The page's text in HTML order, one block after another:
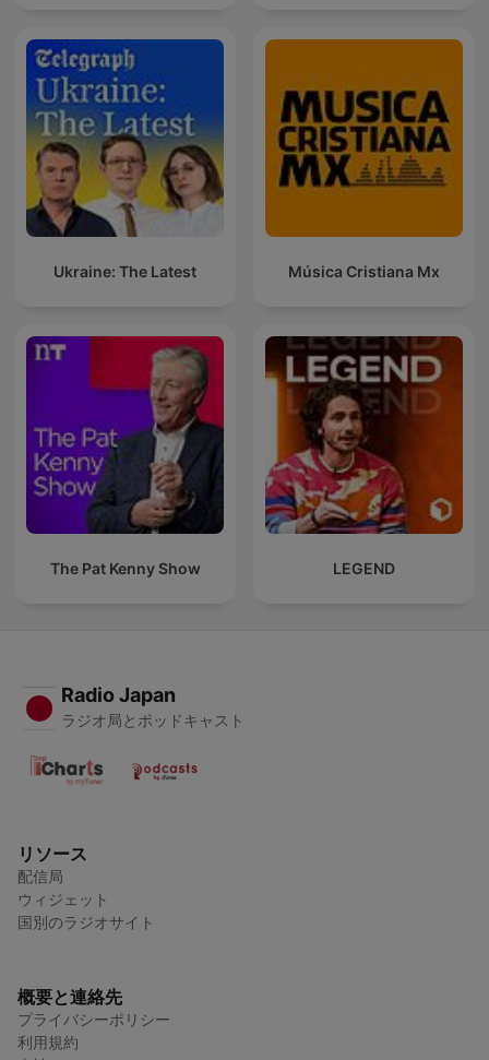
Ukraine: The Latest Música Cristiana Mx
The Pat Kenny Show LEGEND
Radio Japan
ラジオ局とポッドキャスト
リソース
配信局
ウィジェット
国別のラジオサイト
概要と連絡先
プライバシーポリシー
利用規約